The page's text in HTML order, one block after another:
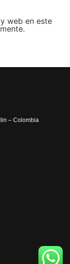
web en este
– Colombia